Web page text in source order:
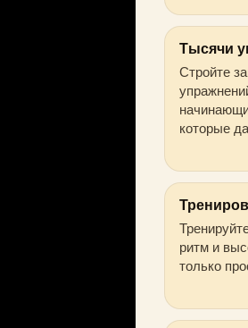
Тысячи
Стройте
которые
ритм и
только